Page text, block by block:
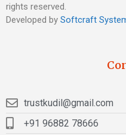
rights reserved.
Developed by Softcraft
trustkudil@gmail.com
+91 96882 78666